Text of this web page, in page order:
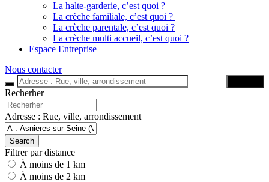
La halte-garderie, c’est quoi ?
La crèche familiale, c’est quoi ?
La crèche parentale, c’est quoi ?
La crèche multi accueil, c’est quoi ?
Espace Entreprise
Nous contacter
Recherher
Adresse : Rue, ville, arrondissement
Search
Filtrer par distance
À moins de 1 km
À moins de 2 km